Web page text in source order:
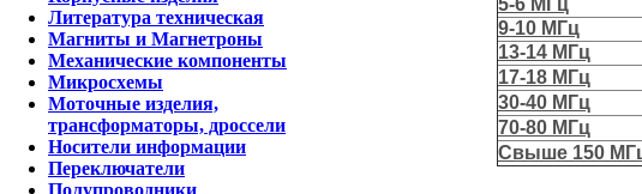
Литература техническая
Магниты и Магнетроны
Механические компоненты
Микросхемы
Моточные изделия,
трансформаторы, дроссели
Носители информации
Переключатели
Полупроводники
5-6 МГц
9-10 МГц
13-14 МГц
17-18 МГц
30-40 МГц
70-80 МГц
Свыше 150